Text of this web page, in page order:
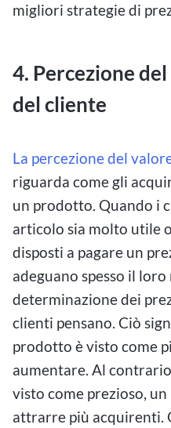
migliori strategie di
4. Percezione
del cliente
La percezione del
riguarda come gli
un prodotto. Quando i
articolo sia molto utile
disposti a pagare un
adeguano spesso il
determinazione dei
clienti pensano. Ciò
prodotto è visto come
aumentare. Al
visto come prezioso,
attrarre più acquirenti.